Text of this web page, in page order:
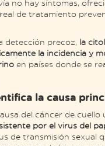
no hay síntomas,
de tratamiento
detección precoz, la
la incidencia y
en países donde se
la causa
del cáncer de cuello
por el virus del
de transmisión sexual